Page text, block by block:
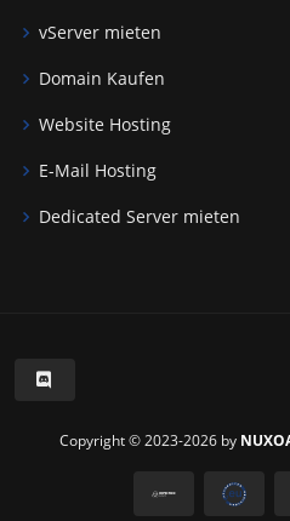
vServer mieten
Domain Kaufen
Website Hosting
E-Mail Hosting
Dedicated Server mieten
Copyright © 2023-2026 by